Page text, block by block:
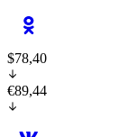
$78,40
€89,44